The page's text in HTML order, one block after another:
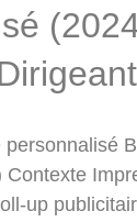
Contexte
up